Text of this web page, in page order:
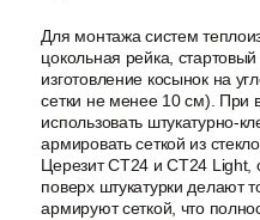
Для монтажа систем
цокольная рейка,
изготовление косынок на
сетки не менее 10 см). При
использовать штукатурно-
армировать сеткой из
Церезит CT24 и CT24
поверх штукатурки делают
армируют сеткой, что